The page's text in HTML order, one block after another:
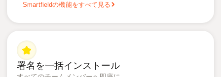
Smartfieldの機能をすべて見る
署名を一括インストール